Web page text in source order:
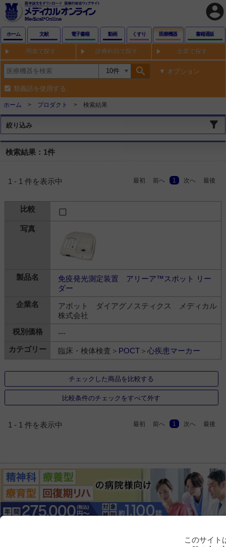
account_circle
ホーム 文献 電子書籍 動画 くすり 医療機器 書籍通販
用途で探す 診療科目で探す 企業で探す
search オプション
類義語を使用する
ホーム プロダクト 検索結果
絞り込み
検索結果：1件
1 - 1 件を表示中 最初 前へ 1 次へ 最後
免疫発光測定装置 アリーア™スポット リー
ダー
アボット ダイアグノスティクス メディカル
株式会社
---
臨床・検体検査＞ POCT＞ 心疾患マーカー
チェックした商品を比較する
比較条件のチェックをすべて外す
1 - 1 件を表示中 最初 前へ 1 次へ 最後
このサイト